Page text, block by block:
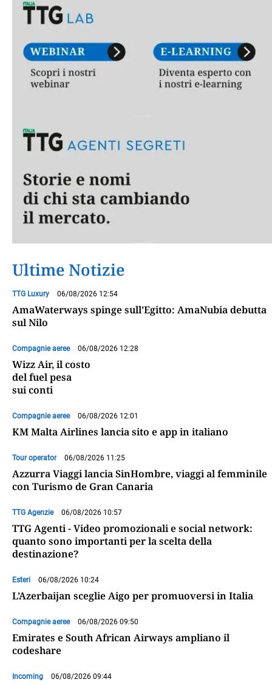
Ultime Notizie
TTG Luxury 06/08/2026 12:54
AmaWaterways spinge sull’Egitto: AmaNubia debutta
sul Nilo
Compagnie aeree 06/08/2026 12:28
Wizz Air, il costo
del fuel pesa
sui conti
Compagnie aeree 06/08/2026 12:01
KM Malta Airlines lancia sito e app in italiano
Tour operator 06/08/2026 11:25
Azzurra Viaggi lancia SinHombre, viaggi al femminile
con Turismo de Gran Canaria
TTG Agenzie 06/08/2026 10:57
TTG Agenti - Video promozionali e social network:
quanto sono importanti per la scelta della
destinazione?
Esteri 06/08/2026 10:24
L’Azerbaijan sceglie Aigo per promuoversi in Italia
Compagnie aeree 06/08/2026 09:50
Emirates e South African Airways ampliano il
codeshare
Incoming 06/08/2026 09:44